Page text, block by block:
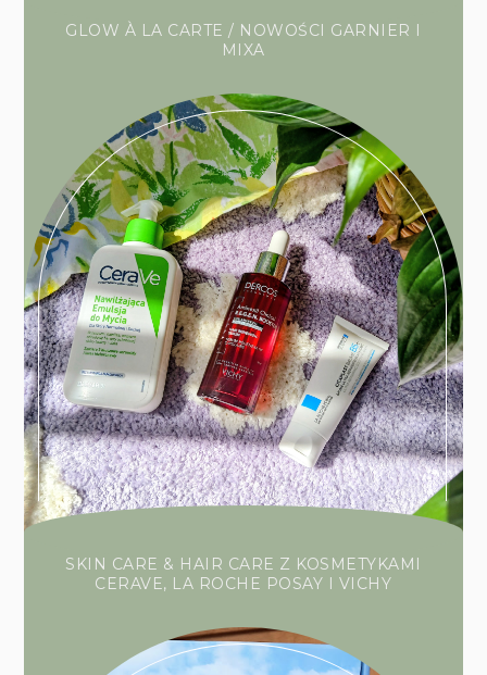
GLOW À LA CARTE / NOWOŚCI GARNIER I
MIXA
SKIN CARE & HAIR CARE Z KOSMETYKAMI
CERAVE, LA ROCHE POSAY I VICHY